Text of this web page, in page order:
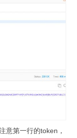
意第一行的token，